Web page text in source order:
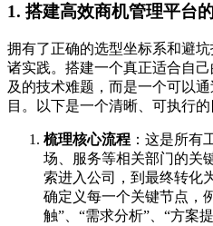
1. 搭建高效商机管理平台
拥有了正确的选型坐标系和避
诸实践。搭建一个真正适合自
及的技术难题，而是一个可以
目。以下是一个清晰、可执行的
梳理核心流程 ：这是所有
场、服务等相关部门的关
索进入公司，到最终转化
确定义每一个关键节点，
触”、“需求分析”、“方案